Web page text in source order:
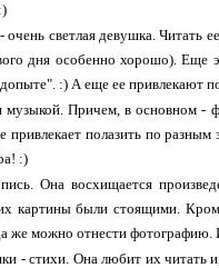
очень светлая девушка. Читать
дня особенно хорошо). Еще
:) А еще ее привлекают
музыкой. Причем, в основном
привлекает полазить по
:)
Она восхищается
картины были стоящими.
можно отнести фотографию.
- стихи. Она любит их читать